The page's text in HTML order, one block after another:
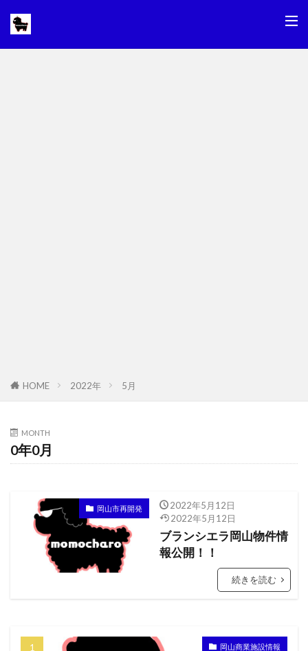
HOME 2022年 5月
MONTH
0年0月
岡山市再開発
2022年5月12日
2022年5月12日
ブランシエラ岡山物件情
報公開！！
続きを読む
岡山商業施設情報